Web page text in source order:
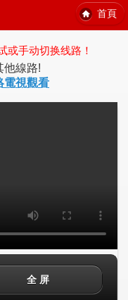
首頁
或手动切换线路！
他線路!
電視觀看
全 屏